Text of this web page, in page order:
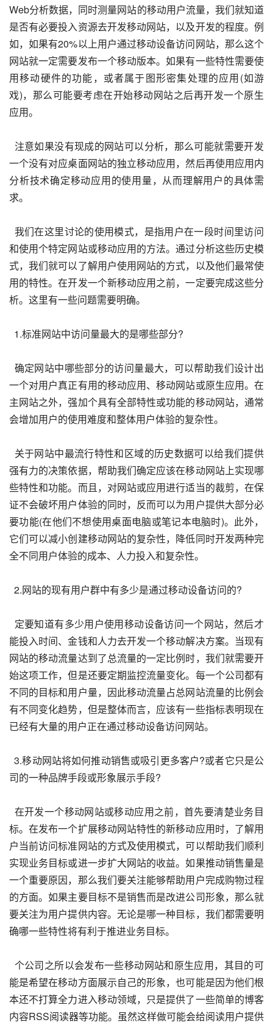
Web分析数据，同时测量网站的移动用户流量，我们就知道
是否有必要投入资源去开发移动网站，以及开发的程度。例
如，如果有20%以上用户通过移动设备访问网站，那么这个
网站就一定需要发布一个移动版本。如果有一些特性需要使
用移动硬件的功能，或者属于图形密集处理的应用(如游
戏)，那么可能要考虑在开始移动网站之后再开发一个原生
应用。
一个没有对应桌面网站的独立移动应用，然后再使用应用内
分析技术确定移动应用的使用量，从而理解用户的具体需
求。
和使用个特定网站或移动应用的方法。通过分析这些历史模
式，我们就可以了解用户使用网站的方式，以及他们最常使
用的特性。在开发一个新移动应用之前，一定要完成这些分
析。这里有一些问题需要明确。
  1.标准网站中访问量最大的是哪些部分?
一个对用户真正有用的移动应用、移动网站或原生应用。在
主网站之外，强加个具有全部特性或功能的移动网站，通常
会增加用户的使用难度和整体用户体验的复杂性。
强有力的决策依据，帮助我们确定应该在移动网站上实现哪
些特性和功能。而且，对网站或应用进行适当的裁剪，在保
证不会破坏用户体验的同时，反而可以为用户提供大部分必
要功能(在他们不想使用桌面电脑或笔记本电脑时)。此外，
它们可以减小创建移动网站的复杂性，降低同时开发两种完
全不同用户体验的成本、人力投入和复杂性。
  2.网站的现有用户群中有多少是通过移动设备访问的?
能投入时间、金钱和人力去开发一个移动解决方案。当现有
网站的移动流量达到了总流量的一定比例时，我们就需要开
始这项工作，但是还要定期监控流量变化。每一个公司都有
不同的目标和用户量，因此移动流量占总网站流量的比例会
有不同变化趋势，但是整体而言，应该有一些指标表明现在
已经有大量的用户正在通过移动设备访问网站。
  3.移动网站将如何推动销售或吸引更多客户?或者它只是公
司的一种品牌手段或形象展示手段?
标。在发布一个扩展移动网站特性的新移动应用时，了解用
户当前访问标准网站的方式及使用模式，可以帮助我们顺利
实现业务目标或进一步扩大网站的收益。如果推动销售量是
一个重要原因，那么我们要关注能够帮助用户完成购物过程
的方面。如果主要目标不是销售而是改进公司形象，那么就
要关注为用户提供内容。无论是哪一种目标，我们都需要明
确哪一些特性将有利于推进业务目标。
能是希望在移动方面展示自己的形象，也可能是因为他们根
本还不打算全力进入移动领域，只是提供了一些简单的博客
内容RSS阅读器等功能。虽然这样做可能会给阅读用户提供